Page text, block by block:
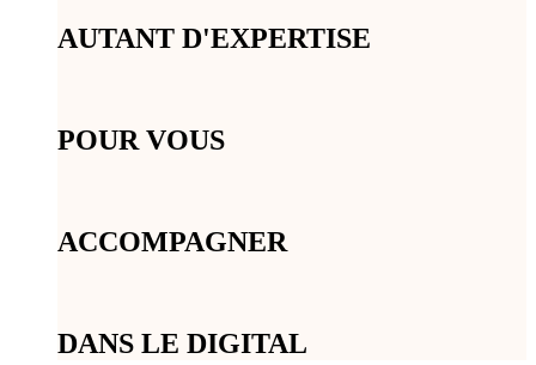
AUTANT D'EXPERTISE
POUR VOUS
ACCOMPAGNER
DANS LE DIGITAL